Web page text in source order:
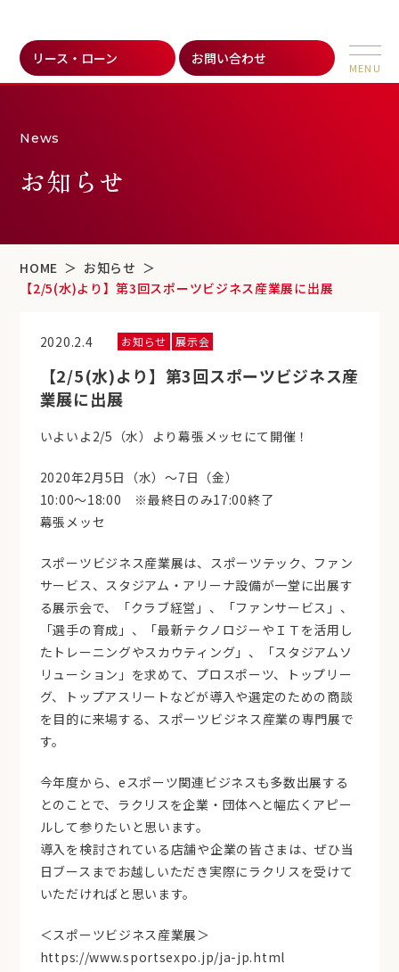
リース・ローン お問い合わせ
News
お知らせ
HOME
お知らせ
【2/5(水)より】第3回スポーツビジネス産業展に出展
2020.2.4 お知らせ 展示会
【2/5(水)より】第3回スポーツビジネス産
業展に出展
いよいよ2/5（水）より幕張メッセにて開催！
2020年2月5日（水）～7日（金）
10:00～18:00 ※最終日のみ17:00終了
幕張メッセ
スポーツビジネス産業展は、スポーツテック、ファン
サービス、スタジアム・アリーナ設備が一堂に出展す
る展示会で、「クラブ経営」、「ファンサービス」、
「選手の育成」、「最新テクノロジーやＩＴを活用し
たトレーニングやスカウティング」、「スタジアムソ
リューション」を求めて、プロスポーツ、トップリー
グ、トップアスリートなどが導入や選定のための商談
を目的に来場する、スポーツビジネス産業の専門展で
す。
今年度から、eスポーツ関連ビジネスも多数出展する
とのことで、ラクリスを企業・団体へと幅広くアピー
ルして参りたいと思います。
導入を検討されている店舗や企業の皆さまは、ぜひ当
日ブースまでお越しいただき実際にラクリスを受けて
いただければと思います。
＜スポーツビジネス産業展＞
https://www.sportsexpo.jp/ja-jp.html